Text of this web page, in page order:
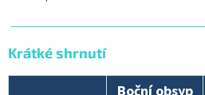
Krátké shrnutí